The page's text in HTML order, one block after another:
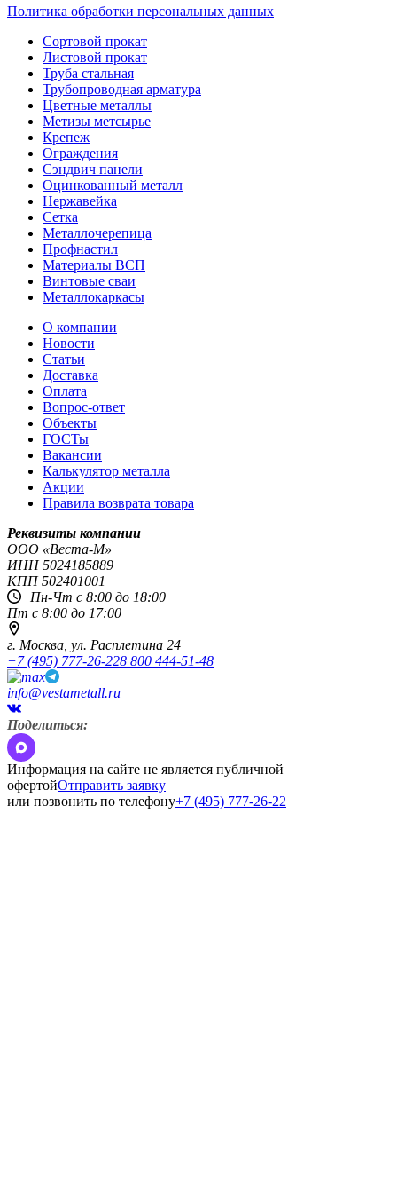
Политика обработки персональных данных
Сортовой прокат
Листовой прокат
Труба стальная
Трубопроводная арматура
Цветные металлы
Метизы метсырье
Крепеж
Ограждения
Сэндвич панели
Оцинкованный металл
Нержавейка
Сетка
Металлочерепица
Профнастил
Материалы ВСП
Винтовые сваи
Металлокаркасы
О компании
Новости
Статьи
Доставка
Оплата
Вопрос-ответ
Объекты
ГОСТы
Вакансии
Калькулятор металла
Акции
Правила возврата товара
Реквизиты компании
OOO «Веста-М»
ИНН5024185889
КПП502401001
Пн-Чт с 8:00 до 18:00
Пт с 8:00 до 17:00
г. Москва, ул. Расплетина 24
+7 (495) 777-26-228 800 444-51-48
info@vestametall.ru
Поделиться:
Информация на сайте не является публичной
офертойОтправить заявку
или позвонить по телефону+7 (495) 777-26-22